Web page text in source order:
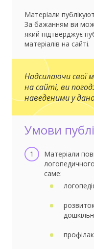
Матеріали
За бажанням ви
який підтверджує
матеріалів на сайті.
Надсилаючи свої
на сайті, ви
наведеними у
Умови
Матеріали
саме: